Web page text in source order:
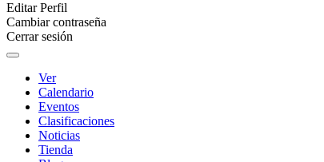
Editar Perfil
Cambiar contraseña
Cerrar sesión
Ver
Calendario
Eventos
Clasificaciones
Noticias
Tienda